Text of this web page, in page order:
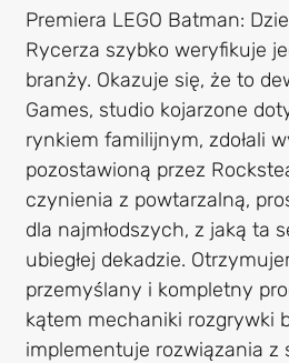
Premiera LEGO Batman:
Rycerza szybko weryfikuje
branży. Okazuje się, że to
Games, studio kojarzone
rynkiem familijnym, zdołali
pozostawioną przez
czynienia z powtarzalną,
dla najmłodszych, z jaką ta
ubiegłej dekadzie.
przemyślany i kompletny
kątem mechaniki rozgrywki
implementuje rozwiązania z